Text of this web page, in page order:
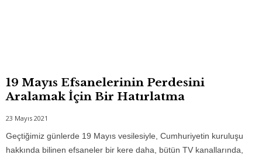
19 Mayıs Efsanelerinin Perdesini
Aralamak İçin Bir Hatırlatma
23 Mayıs 2021
Geçtiğimiz günlerde 19 Mayıs vesilesiyle, Cumhuriyetin kuruluşu
hakkında bilinen efsaneler bir kere daha, bütün TV kanallarında,